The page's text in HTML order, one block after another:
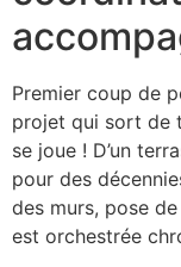
Premier coup de
projet qui sort de
se joue ! D’un
pour des
des murs, pose
est orchestrée